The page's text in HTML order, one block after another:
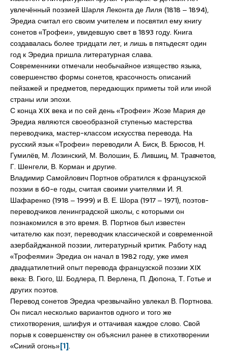
увлечённый поэзией Шарля Леконта де Лиля (1818 ‒ 1894),
Эредиа считал его своим учителем и посвятил ему книгу
сонетов «Трофеи», увидевшую свет в 1893 году. Книга
создавалась более тридцати лет, и лишь в пятьдесят один
год к Эредиа пришла литературная слава.
Современники отмечали необычайное изящество языка,
совершенство формы сонетов, красочность описаний
пейзажей и предметов, передающих приметы той или иной
страны или эпохи.
С конца XIX века и по сей день «Трофеи» Жозе Мария де
Эредиа являются своеобразной ступенью мастерства
переводчика, мастер-классом искусства перевода. На
русский язык «Трофеи» переводили А. Биск, В. Брюсов, Н.
Гумилёв, М. Лозинский, М. Волошин, Б. Лившиц, М. Травчетов,
Г. Шенгели, В. Корман и другие.
Владимир Самойлович Портнов обратился к французской
поэзии в 60-е годы, считая своими учителями И. Я.
Шафаренко (1918 ‒ 1999) и В. Е. Шора (1917 ‒ 1971), поэтов-
переводчиков ленинградской школы, с которыми он
познакомился в это время. В. Портнов был известен
читателю как поэт, переводчик классической и современной
азербайджанкой поэзии, литературный критик. Работу над
«Трофеями» Эредиа он начал в 1982 году, уже имея
двадцатилетний опыт перевода французской поэзии XIX
века: В. Гюго, Ш. Бодлера, П. Верлена, П. Дюпона, Т. Готье и
других поэтов.
Перевод сонетов Эредиа чрезвычайно увлекал В. Портнова.
Он писал несколько вариантов одного и того же
стихотворения, шлифуя и оттачивая каждое слово. Свой
порыв к совершенству он объяснил ранее в стихотворении
«Синий огонь»[1].